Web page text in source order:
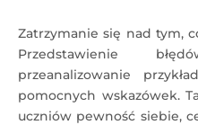
Zatrzymanie się nad tym,
Przedstawienie
przeanalizowanie
pomocnych wskazówek.
uczniów pewność siebie,